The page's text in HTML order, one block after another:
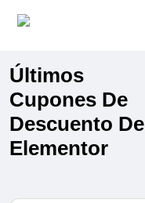
Últimos
Cupones De
Descuento De
Elementor